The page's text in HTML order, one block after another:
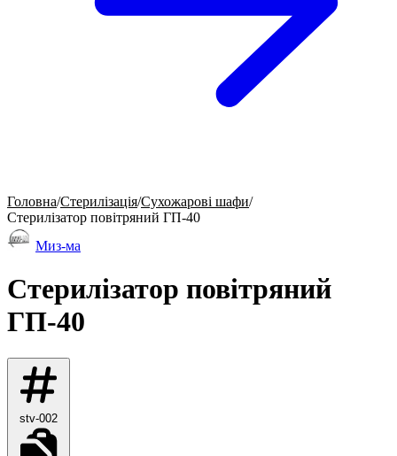
Головна/Стерилізація/Сухожарові шафи/
Стерилізатор повітряний ГП-40
Миз-ма
Стерилізатор повітряний
ГП-40
stv-002